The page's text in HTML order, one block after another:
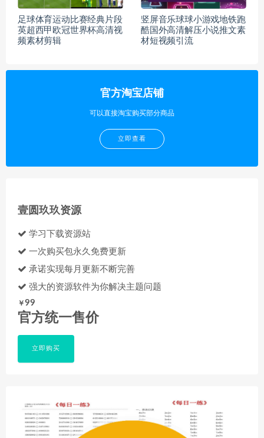
足球体育运动比赛经典片段
英超西甲欧冠世界杯高清视
频素材剪辑
竖屏音乐球球小游戏地铁跑
酷国外高清解压小说推文素
材短视频引流
官方淘宝店铺
可以直接淘宝购买部分商品
立即查看
壹圆玖玖资源
学习下载资源站
一次购买包永久免费更新
承诺实现每月更新不断完善
强大的资源软件为你解决主题问题
￥99
官方统一售价
立即购买